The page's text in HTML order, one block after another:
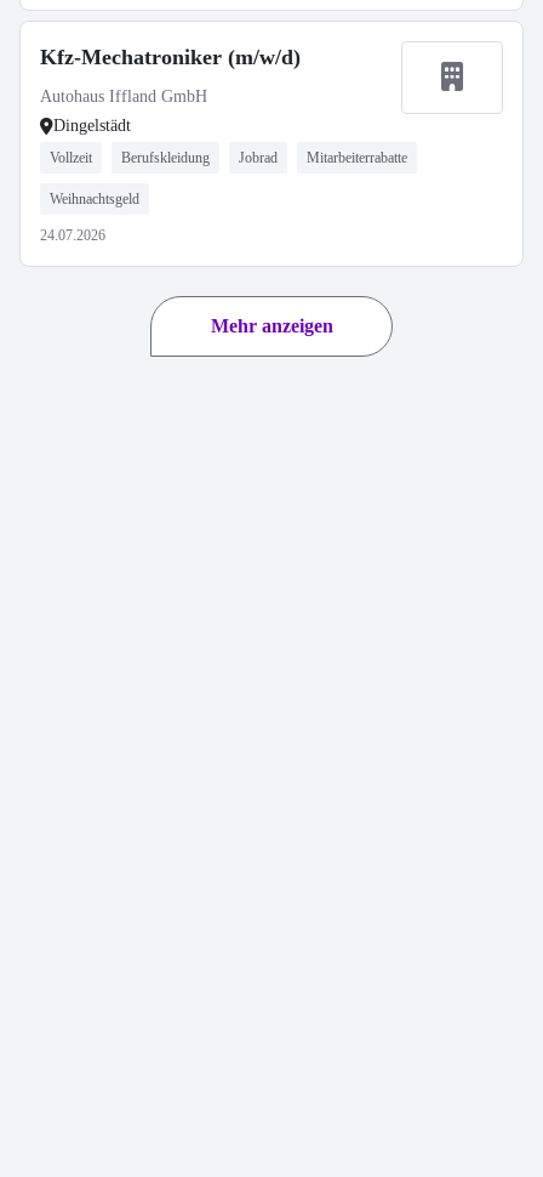
Kfz-Mechatroniker (m/w/d)
Autohaus Iffland GmbH
Dingelstädt
Vollzeit Berufskleidung Jobrad Mitarbeiterrabatte
Weihnachtsgeld
24.07.2026
Mehr anzeigen